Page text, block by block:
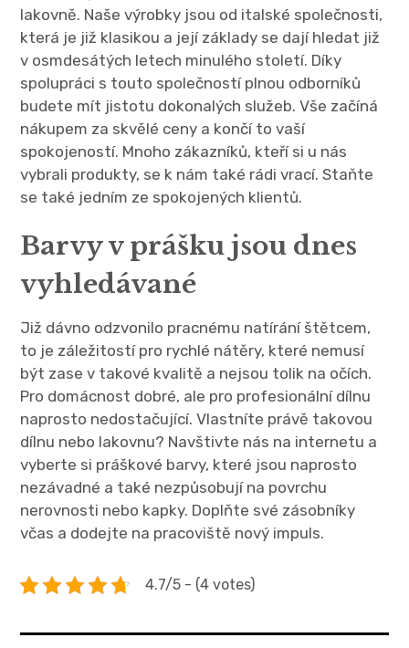
lakovně. Naše výrobky jsou od italské společnosti,
která je již klasikou a její základy se dají hledat již
v osmdesátých letech minulého století. Díky
spolupráci s touto společností plnou odborníků
budete mít jistotu dokonalých služeb. Vše začíná
nákupem za skvělé ceny a končí to vaší
spokojeností. Mnoho zákazníků, kteří si u nás
vybrali produkty, se k nám také rádi vrací. Staňte
se také jedním ze spokojených klientů.
Barvy v prášku jsou dnes
vyhledávané
Již dávno odzvonilo pracnému natírání štětcem,
to je záležitostí pro rychlé nátěry, které nemusí
být zase v takové kvalitě a nejsou tolik na očích.
Pro domácnost dobré, ale pro profesionální dílnu
naprosto nedostačující. Vlastníte právě takovou
dílnu nebo lakovnu? Navštivte nás na internetu a
vyberte si práškové barvy, které jsou naprosto
nezávadné a také nezpůsobují na povrchu
nerovnosti nebo kapky. Doplňte své zásobníky
včas a dodejte na pracoviště nový impuls.
4.7/5 - (4 votes)